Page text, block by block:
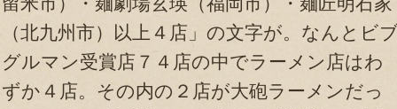
（北九州市）以上４店」の文字が。なんとビ
グルマン受賞店７４店の中でラーメン店はわ
ずか４店。その内の２店が大砲ラーメンだっ